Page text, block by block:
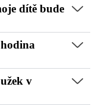
dítě bude
v